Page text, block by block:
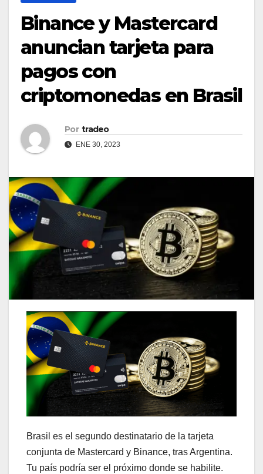
Binance y Mastercard
anuncian tarjeta para
pagos con
criptomonedas en Brasil
Por tradeo
ENE 30, 2023
Brasil es el segundo destinatario de la tarjeta
conjunta de Mastercard y Binance, tras Argentina.
Tu país podría ser el próximo donde se habilite.